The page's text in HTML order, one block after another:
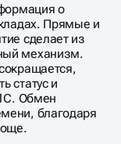
о
Прямые и
сделает из
механизм.
статус и
Обмен
благодаря